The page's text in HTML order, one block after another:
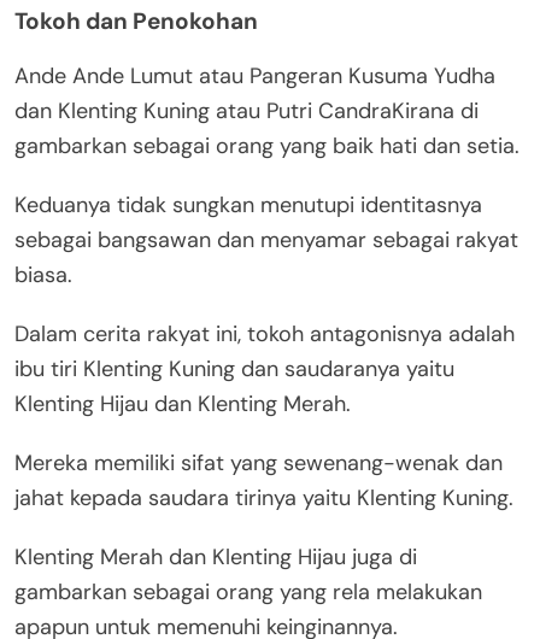
Tokoh dan Penokohan
Ande Ande Lumut atau Pangeran Kusuma Yudha
dan Klenting Kuning atau Putri CandraKirana di
gambarkan sebagai orang yang baik hati dan setia.
Keduanya tidak sungkan menutupi identitasnya
sebagai bangsawan dan menyamar sebagai rakyat
biasa.
Dalam cerita rakyat ini, tokoh antagonisnya adalah
ibu tiri Klenting Kuning dan saudaranya yaitu
Klenting Hijau dan Klenting Merah.
Mereka memiliki sifat yang sewenang-wenak dan
jahat kepada saudara tirinya yaitu Klenting Kuning.
Klenting Merah dan Klenting Hijau juga di
gambarkan sebagai orang yang rela melakukan
apapun untuk memenuhi keinginannya.